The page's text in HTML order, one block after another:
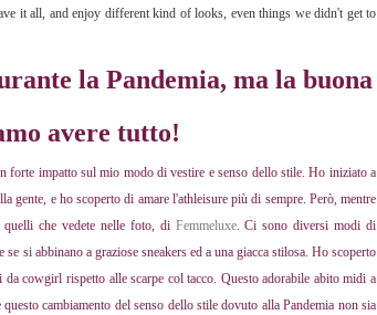
it all, and enjoy different kind of looks, even things we didn't get to
la Pandemia, ma la buona
avere tutto!
forte impatto sul mio modo di vestire e senso dello stile. Ho iniziato a
gente, e ho scoperto di amare l'athleisure più di sempre. Però, mentre
che vedete nelle foto, di Femmeluxe. Ci sono diversi modi di
si abbinano a graziose sneakers ed a una giacca stilosa. Ho scoperto
cowgirl rispetto alle scarpe col tacco. Questo adorabile abito midi a
cambiamento del senso dello stile dovuto alla Pandemia non sia